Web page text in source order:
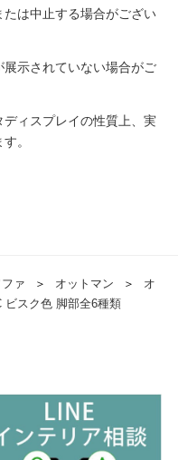
は中止する場合がござい
示されていない場合がご
ィスプレイの性質上、実
。
ファ ＞ オットマン ＞
オ
ビスク色 脚部全6種類